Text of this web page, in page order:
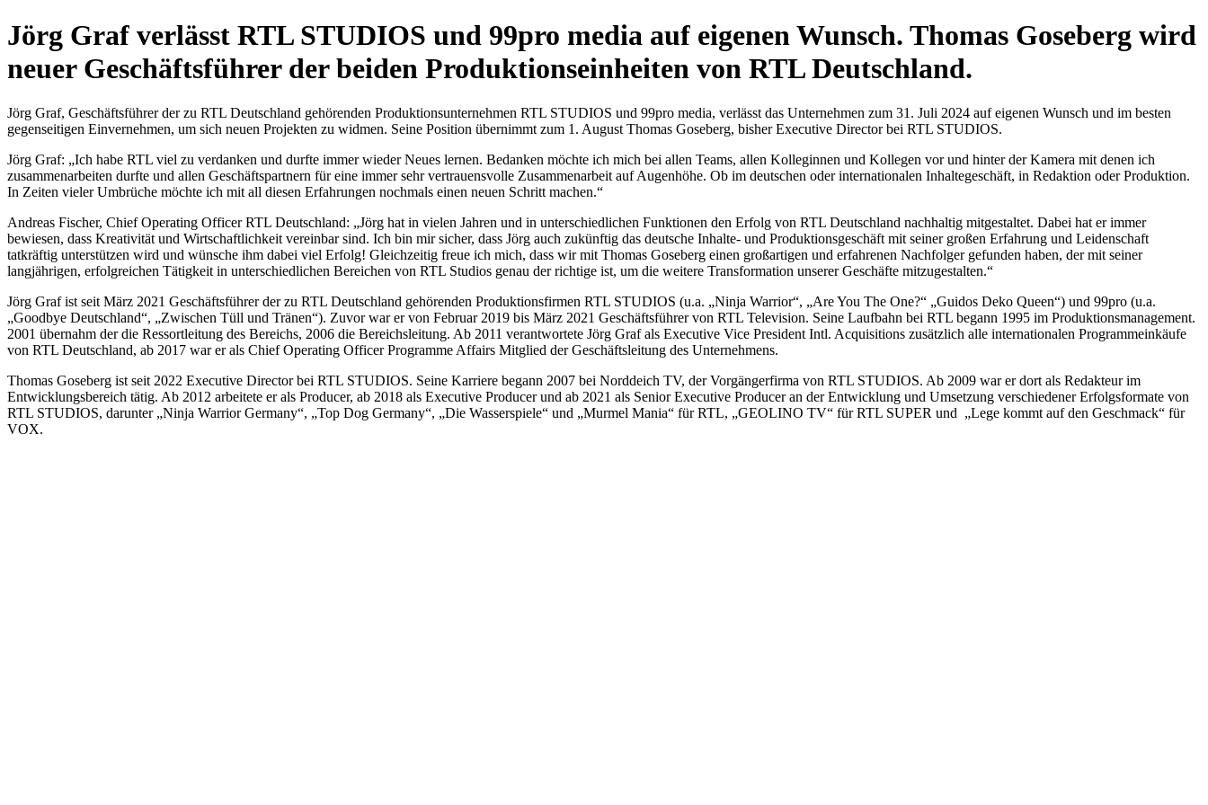
Jörg Graf verlässt RTL STUDIOS und 99pro media auf eigenen Wunsch. Thomas Goseberg wird
neuer Geschäftsführer der beiden Produktionseinheiten von RTL Deutschland.
Jörg Graf, Geschäftsführer der zu RTL Deutschland gehörenden Produktionsunternehmen RTL STUDIOS und 99pro media, verlässt das Unternehmen zum 31. Juli 2024 auf eigenen Wunsch und im besten
gegenseitigen Einvernehmen, um sich neuen Projekten zu widmen. Seine Position übernimmt zum 1. August Thomas Goseberg, bisher Executive Director bei RTL STUDIOS.
Jörg Graf: „Ich habe RTL viel zu verdanken und durfte immer wieder Neues lernen. Bedanken möchte ich mich bei allen Teams, allen Kolleginnen und Kollegen vor und hinter der Kamera mit denen ich
zusammenarbeiten durfte und allen Geschäftspartnern für eine immer sehr vertrauensvolle Zusammenarbeit auf Augenhöhe. Ob im deutschen oder internationalen Inhaltegeschäft, in Redaktion oder Produktion.
In Zeiten vieler Umbrüche möchte ich mit all diesen Erfahrungen nochmals einen neuen Schritt machen.“
Andreas Fischer, Chief Operating Officer RTL Deutschland: „Jörg hat in vielen Jahren und in unterschiedlichen Funktionen den Erfolg von RTL Deutschland nachhaltig mitgestaltet. Dabei hat er immer
bewiesen, dass Kreativität und Wirtschaftlichkeit vereinbar sind. Ich bin mir sicher, dass Jörg auch zukünftig das deutsche Inhalte- und Produktionsgeschäft mit seiner großen Erfahrung und Leidenschaft
tatkräftig unterstützen wird und wünsche ihm dabei viel Erfolg! Gleichzeitig freue ich mich, dass wir mit Thomas Goseberg einen großartigen und erfahrenen Nachfolger gefunden haben, der mit seiner
langjährigen, erfolgreichen Tätigkeit in unterschiedlichen Bereichen von RTL Studios genau der richtige ist, um die weitere Transformation unserer Geschäfte mitzugestalten.“
Jörg Graf ist seit März 2021 Geschäftsführer der zu RTL Deutschland gehörenden Produktionsfirmen RTL STUDIOS (u.a. „Ninja Warrior“, „Are You The One?“ „Guidos Deko Queen“) und 99pro (u.a.
„Goodbye Deutschland“, „Zwischen Tüll und Tränen“). Zuvor war er von Februar 2019 bis März 2021 Geschäftsführer von RTL Television. Seine Laufbahn bei RTL begann 1995 im Produktionsmanagement.
2001 übernahm der die Ressortleitung des Bereichs, 2006 die Bereichsleitung. Ab 2011 verantwortete Jörg Graf als Executive Vice President Intl. Acquisitions zusätzlich alle internationalen Programmeinkäufe
von RTL Deutschland, ab 2017 war er als Chief Operating Officer Programme Affairs Mitglied der Geschäftsleitung des Unternehmens.
Thomas Goseberg ist seit 2022 Executive Director bei RTL STUDIOS. Seine Karriere begann 2007 bei Norddeich TV, der Vorgängerfirma von RTL STUDIOS. Ab 2009 war er dort als Redakteur im
Entwicklungsbereich tätig. Ab 2012 arbeitete er als Producer, ab 2018 als Executive Producer und ab 2021 als Senior Executive Producer an der Entwicklung und Umsetzung verschiedener Erfolgsformate von
RTL STUDIOS, darunter „Ninja Warrior Germany“, „Top Dog Germany“, „Die Wasserspiele“ und „Murmel Mania“ für RTL, „GEOLINO TV“ für RTL SUPER und „Lege kommt auf den Geschmack“ für
VOX.